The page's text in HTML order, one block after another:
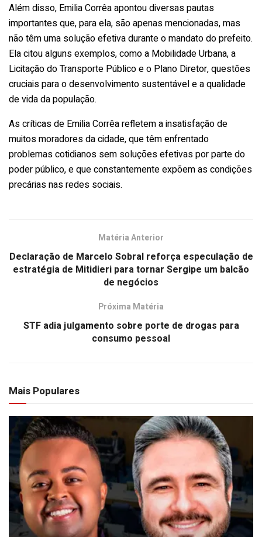
Além disso, Emilia Corrêa apontou diversas pautas
importantes que, para ela, são apenas mencionadas, mas
não têm uma solução efetiva durante o mandato do prefeito.
Ela citou alguns exemplos, como a Mobilidade Urbana, a
Licitação do Transporte Público e o Plano Diretor, questões
cruciais para o desenvolvimento sustentável e a qualidade
de vida da população.
As críticas de Emilia Corrêa refletem a insatisfação de
muitos moradores da cidade, que têm enfrentado
problemas cotidianos sem soluções efetivas por parte do
poder público, e que constantemente expõem as condições
precárias nas redes sociais.
Matéria Anterior
Declaração de Marcelo Sobral reforça especulação de
estratégia de Mitidieri para tornar Sergipe um balcão
de negócios
Próxima Matéria
STF adia julgamento sobre porte de drogas para
consumo pessoal
Mais Populares